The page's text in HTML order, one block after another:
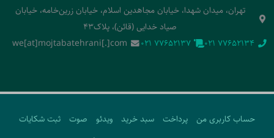
تهران، میدان شهدا، خیابان مجاهدین اسلام، خیابان زرین‌خامه، خیابان
صیاد خدایی (قائن)، پلاک43
‭021 77652134‬
‭021 77652137‬
we[at]mojtabatehrani[.]com
حساب کاربری من پرداخت سبد خرید ویدئو صوت
ثبت شکایات